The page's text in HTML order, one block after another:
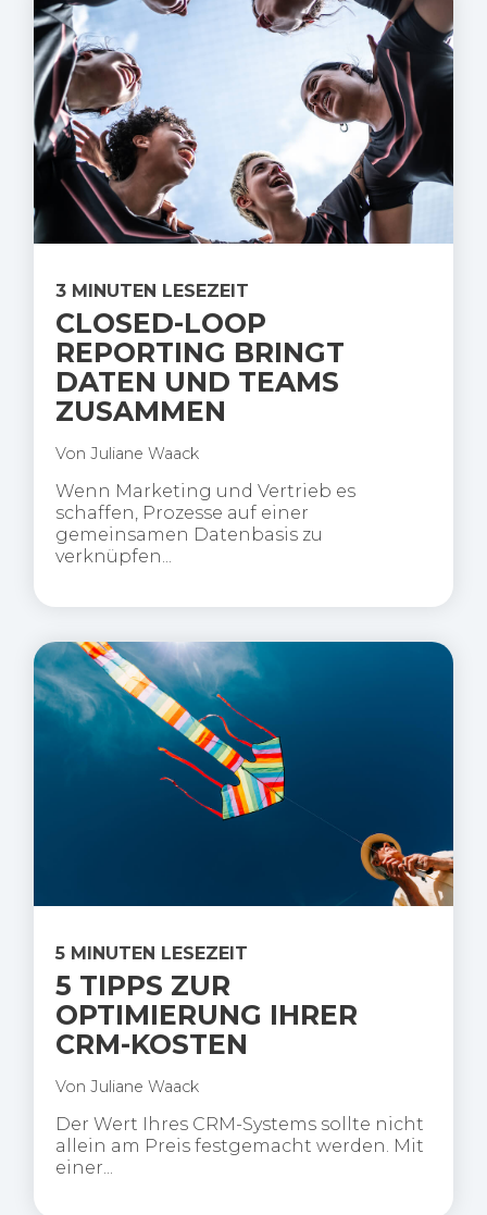
3 MINUTEN LESEZEIT
CLOSED-LOOP
REPORTING BRINGT
DATEN UND TEAMS
ZUSAMMEN
Von Juliane Waack
Wenn Marketing und Vertrieb es
schaffen, Prozesse auf einer
gemeinsamen Datenbasis zu
verknüpfen...
5 MINUTEN LESEZEIT
5 TIPPS ZUR
OPTIMIERUNG IHRER
CRM-KOSTEN
Von Juliane Waack
Der Wert Ihres CRM-Systems sollte nicht
allein am Preis festgemacht werden. Mit
einer...